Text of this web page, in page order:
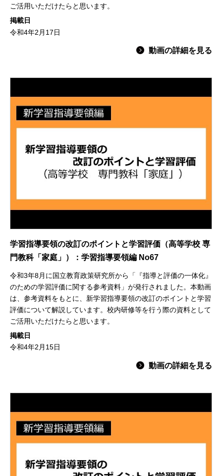
ご活用いただけたらと思います。
掲載日
令和4年2月17日
動画の詳細を見る
学習指導要領の改訂のポイントと学習評価（高等学校 専
門教科「家庭」）：学習指導要領編 No67
令和3年8月に国立教育政策研究所から「『指導と評価の一体化』
のための学習評価に関する参考資料」が発行されました。本動画
は、参考資料をもとに、新学習指導要領の改訂のポイントと学習
評価について解説しています。校内研修等を行う際の資料として
ご活用いただけたらと思います。
掲載日
令和4年2月15日
動画の詳細を見る